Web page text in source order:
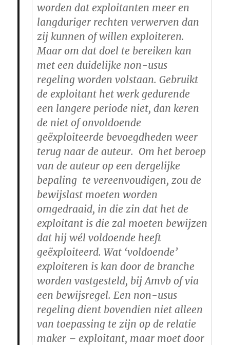
worden dat exploitanten meer en
langduriger rechten verwerven dan
zij kunnen of willen exploiteren.
Maar om dat doel te bereiken kan
met een duidelijke non-usus
regeling worden volstaan. Gebruikt
de exploitant het werk gedurende
een langere periode niet, dan keren
de niet of onvoldoende
geëxploiteerde bevoegdheden weer
terug naar de auteur. Om het beroep
van de auteur op een dergelijke
bepaling te vereenvoudigen, zou de
bewijslast moeten worden
omgedraaid, in die zin dat het de
exploitant is die zal moeten bewijzen
dat hij wél voldoende heeft
geëxploiteerd. Wat ‘voldoende’
exploiteren is kan door de branche
worden vastgesteld, bij Amvb of via
een bewijsregel. Een non-usus
regeling dient bovendien niet alleen
van toepassing te zijn op de relatie
maker – exploitant, maar moet door